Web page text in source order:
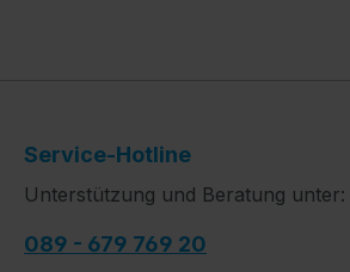
Service-Hotline
Unterstützung und Beratung unter:
089 - 679 769 20